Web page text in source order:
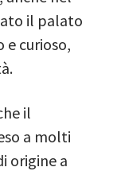
il palato
curioso,
il
a molti
origine a